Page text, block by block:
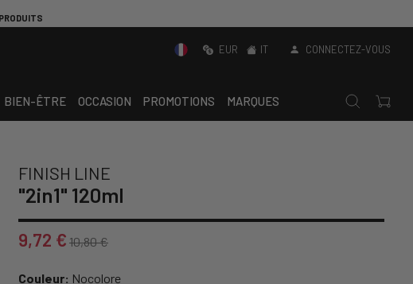
EUR IT CONNECTEZ-VOUS
BIEN-ÊTRE OCCASION PROMOTIONS MARQUES
FINISH LINE
"2in1" 120ml
9,72 € 10,80 €
Couleur: Nocolore